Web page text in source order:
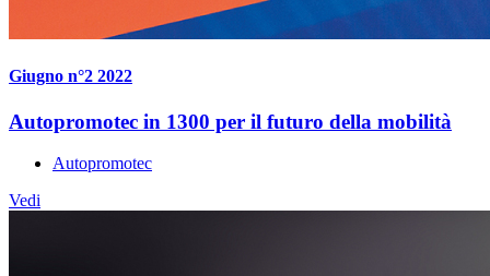
Giugno n°2 2022
Autopromotec in 1300 per il futuro della mobilità
Autopromotec
Vedi